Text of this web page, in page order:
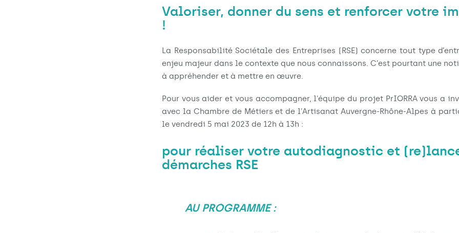
Valoriser, donner du sens et renforcer votre
!
La Responsabilité Sociétale des Entreprises (RSE) concerne tout type
enjeu majeur dans le contexte que nous connaissons. C’est pourtant une
à appréhender et à mettre en œuvre.
Pour vous aider et vous accompagner, l'équipe du projet PrIORRA vous a
avec la Chambre de Métiers et de l'Artisanat Auvergne-Rhône-Alpes à
le vendredi 5 mai 2023 de 12h à 13h :
pour réaliser votre autodiagnostic et
démarches RSE
AU PROGRAMME :